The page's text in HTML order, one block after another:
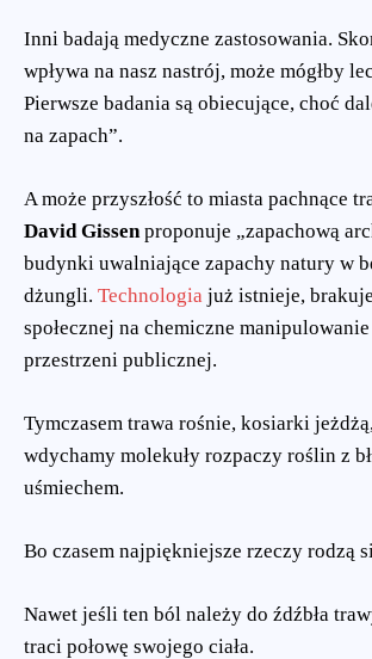
Inni badają medyczne zastosowania.
wpływa na nasz nastrój, może mógłby
Pierwsze badania są obiecujące, choć
na zapach”.
A może przyszłość to miasta pachnące
David Gissen proponuje „zapachową
budynki uwalniające zapachy natury w
dżungli. Technologia już istnieje,
społecznej na chemiczne
przestrzeni publicznej.
Tymczasem trawa rośnie, kosiarki
wdychamy molekuły rozpaczy roślin z
uśmiechem.
Bo czasem najpiękniejsze rzeczy rodzą
Nawet jeśli ten ból należy do źdźbła
traci połowę swojego ciała.